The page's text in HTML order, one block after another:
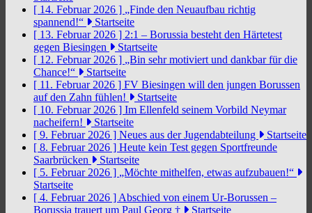
[ 14. Februar 2026 ] „Finde den Neuaufbau richtig
spannend!“
Startseite
[ 13. Februar 2026 ] 2:1 – Borussia besteht den Härtetest
gegen Biesingen
Startseite
[ 12. Februar 2026 ] „Bin sehr motiviert und dankbar für die
Chance!“
Startseite
[ 11. Februar 2026 ] FV Biesingen will den jungen Borussen
auf den Zahn fühlen!
Startseite
[ 10. Februar 2026 ] Im Ellenfeld seinem Vorbild Neymar
nacheifern!
Startseite
[ 9. Februar 2026 ] Neues aus der Jugendabteilung
Startseite
[ 8. Februar 2026 ] Heute kein Test gegen Sportfreunde
Saarbrücken
Startseite
[ 5. Februar 2026 ] „Möchte mithelfen, etwas aufzubauen!“
Startseite
[ 4. Februar 2026 ] Abschied von einem Ur-Borussen –
Borussia trauert um Paul Georg †
Startseite